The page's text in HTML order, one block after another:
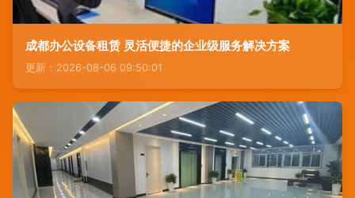
成都办公设备租赁 灵活便捷的企业级服务解决方案
更新：2026-08-06 09:50:01